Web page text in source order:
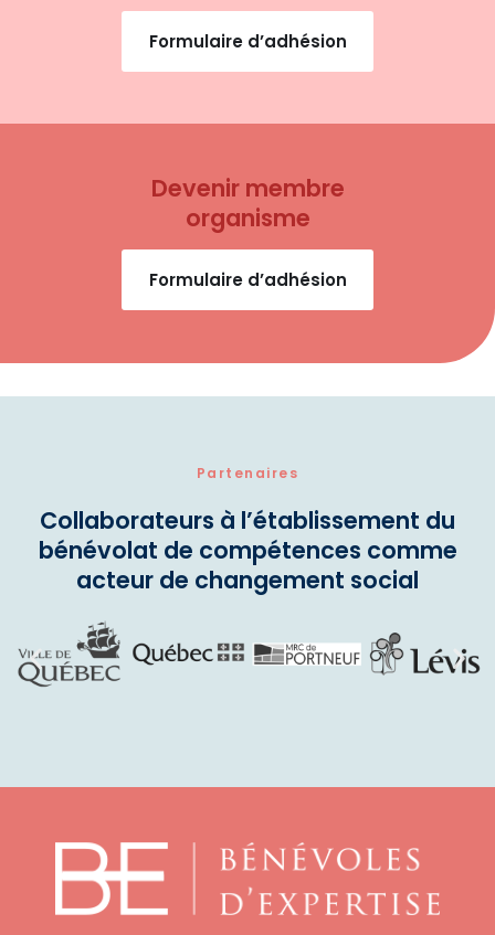
Formulaire d’adhésion
Devenir membre
organisme
Formulaire d’adhésion
Partenaires
Collaborateurs à l’établissement du
bénévolat de compétences comme
acteur de changement social